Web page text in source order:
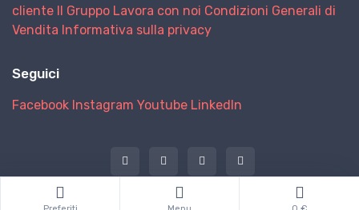
cliente Il Gruppo Lavora con noi Condizioni Generali di
Vendita Informativa sulla privacy
Seguici
Facebook Instagram Youtube LinkedIn
@ 2026 IMPEX